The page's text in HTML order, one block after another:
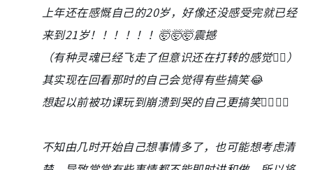
上年还在感慨自己的20岁，好像还没感受完就已经
来到21岁！！！！！！🤯🤯🤯震撼
（有种灵魂已经飞走了但意识还在打转的感觉🙂‍↕️）
其实现在回看那时的自己会觉得有些搞笑😂
想起以前被功课玩到崩溃到哭的自己更搞笑👉🏻👈🏻
不知由几时开始自己想事情多了，也可能想考虑清